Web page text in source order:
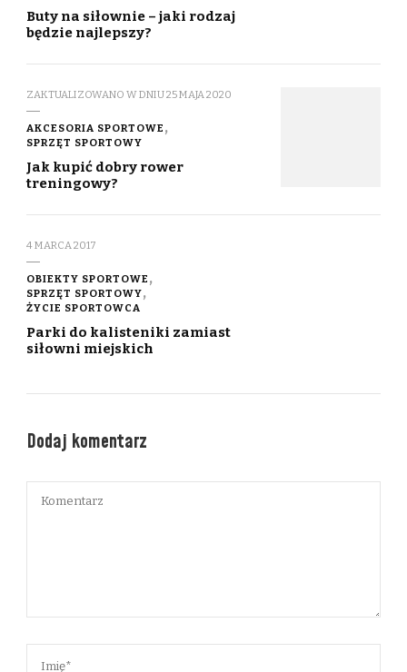
Buty na siłownie – jaki rodzaj
będzie najlepszy?
ZAKTUALIZOWANO W DNIU25 MAJA 2020
AKCESORIA SPORTOWE
SPRZĘT SPORTOWY
Jak kupić dobry rower
treningowy?
4 MARCA 2017
OBIEKTY SPORTOWE
SPRZĘT SPORTOWY
ŻYCIE SPORTOWCA
Parki do kalisteniki zamiast
siłowni miejskich
Dodaj komentarz